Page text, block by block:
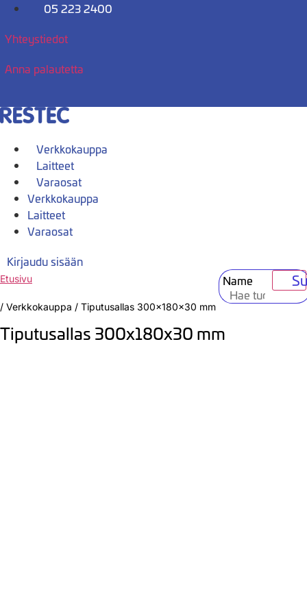
Mene
05 223 2400
Yhteystiedot
Anna palautetta
Verkkokauppa
Laitteet
Varaosat
Verkkokauppa
Laitteet
Varaosat
Kirjaudu sisään
Name
Etusivu
/ Verkkokauppa / Tiputusallas 300x180x30 mm
Tiputusallas 300x180x30 mm